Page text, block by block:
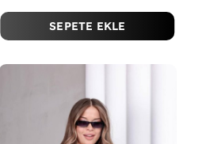
SEPETE EKLE